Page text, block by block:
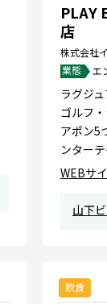
PLAY
店
株式会社
業態
エ
ラグジ
ゴルフ
アポン5
ンター
WEBサ
山下
飲食